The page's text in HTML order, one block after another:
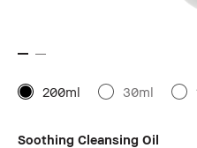
200ml 30ml
Soothing Cleansing Oil